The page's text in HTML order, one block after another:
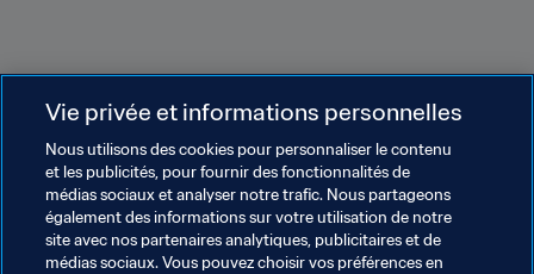
Du Togo au Paraguay
Grâce au football, Emmanuel Adebayor a fait le tour du
monde. L’ancien Monégasque a participé à la
qualification historique du Togo pour la Coupe du
Monde de la FIFA 2006™. Il a également porté les
Vie privée et informations personnelles
Nous utilisons des cookies pour personnaliser le contenu
et les publicités, pour fournir des fonctionnalités de
médias sociaux et analyser notre trafic. Nous partageons
également des informations sur votre utilisation de notre
site avec nos partenaires analytiques, publicitaires et de
médias sociaux. Vous pouvez choisir vos préférences en